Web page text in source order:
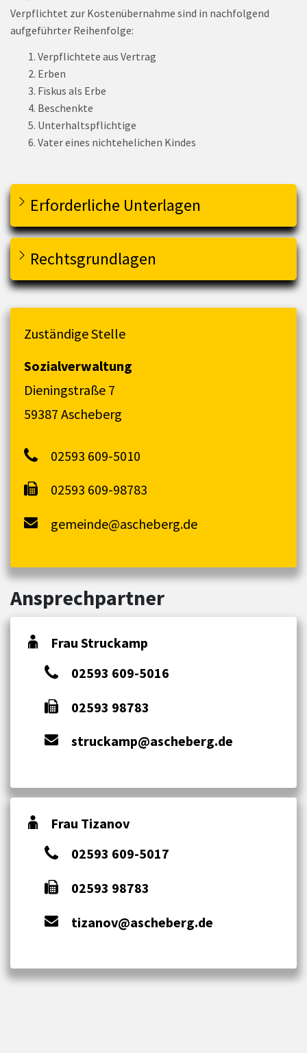
Verpflichtet zur Kostenübernahme sind in nachfolgend
aufgeführter Reihenfolge:
Verpflichtete aus Vertrag
Erben
Fiskus als Erbe
Beschenkte
Unterhaltspflichtige
Vater eines nichtehelichen Kindes
Erforderliche Unterlagen
Rechtsgrundlagen
Zuständige Stelle
Sozialverwaltung
Dieningstraße 7
59387 Ascheberg
02593 609-5010
02593 609-98783
gemeinde@ascheberg.de
Ansprechpartner
Frau Struckamp
02593 609-5016
02593 98783
struckamp@ascheberg.de
Frau Tizanov
02593 609-5017
02593 98783
tizanov@ascheberg.de